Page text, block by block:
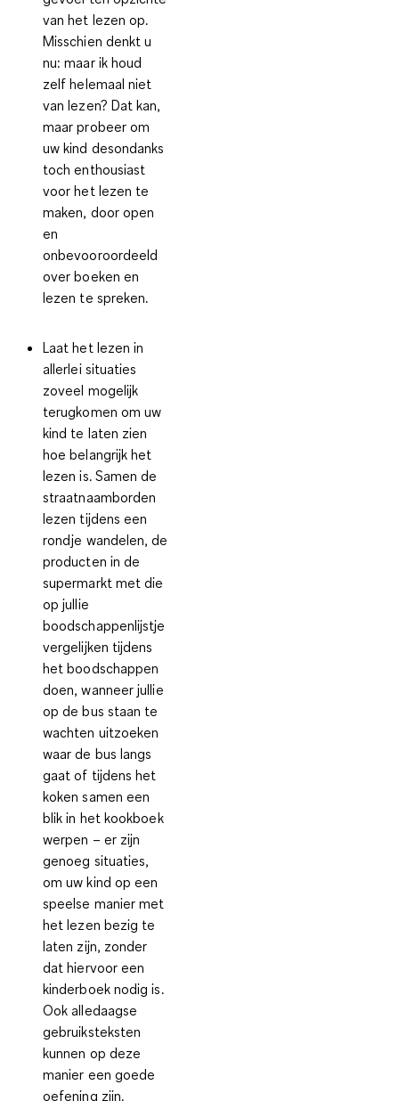
van het lezen op.
Misschien denkt u
nu: maar ik houd
zelf helemaal niet
van lezen? Dat kan,
maar probeer om
uw kind desondanks
toch enthousiast
voor het lezen te
maken, door open
en
onbevooroordeeld
over boeken en
lezen te spreken.
Laat het lezen in
allerlei situaties
zoveel mogelijk
terugkomen om uw
kind te laten zien
hoe belangrijk het
lezen is. Samen de
straatnaamborden
lezen tijdens een
rondje wandelen, de
producten in de
supermarkt met die
op jullie
boodschappenlijstje
vergelijken tijdens
het boodschappen
doen, wanneer jullie
op de bus staan te
wachten uitzoeken
waar de bus langs
gaat of tijdens het
koken samen een
blik in het kookboek
werpen – er zijn
genoeg situaties,
om uw kind op een
speelse manier met
het lezen bezig te
laten zijn, zonder
dat hiervoor een
kinderboek nodig is.
Ook alledaagse
gebruiksteksten
kunnen op deze
manier een goede
oefening zijn.